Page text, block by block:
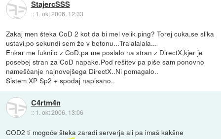
StajercSSS
:: 1. okt 2006, 12:33
Zakaj men šteka CoD 2 kot da bi mel velik ping? Torej cuka,se slika
ustavi,po sekundi sem že v betonu...Tralalalala...
Enkar me fuknilo z CoD,pa me poslalo na stran z DirectX,kjer je
posebej stran za CoD napake.Pod rešitev pa piše sam ponovno
nameščanje najnovejšega DirectX..Ni pomagalo..
Sistem XP Sp2 + spodaj napisano..
C4rtm4n
:: 1. okt 2006, 13:06
COD2 ti mogoče šteka zaradi serverja ali pa imaš kakšne